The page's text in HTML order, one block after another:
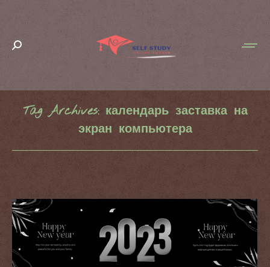
Search:
Tag Archives: календарь заставка на
экран компьютера
You are here: